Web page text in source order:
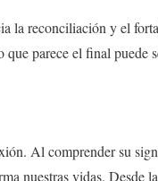
la reconciliación y el
parece el final puede
Al comprender su
nuestras vidas. Desde